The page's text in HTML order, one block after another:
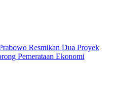
Resmikan Dua Proyek
Pemerataan Ekonomi